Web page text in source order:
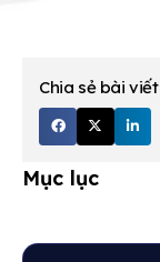
Chia sẻ bài viết
Mục lục